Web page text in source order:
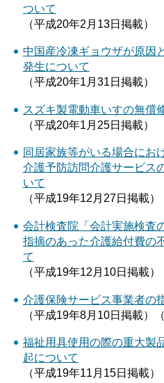
ついて
（平成20年2月13日掲載）
中国産冷凍ギョウザが原因
発生について
（平成20年1月31日掲載）
スズキ製電動車いすの無償
（平成20年1月25日掲載）
同居家族等がいる場合にお
介護予防訪問介護サービス
いて
（平成19年12月27日掲載）
会計検査院「会計実施検査
指摘のあった介護給付費の
て
（平成19年12月10日掲載）
介護保険サービス事業者の
（平成19年8月10日掲載）
福祉用具使用の際の重大製
起について
（平成19年11月15日掲載）